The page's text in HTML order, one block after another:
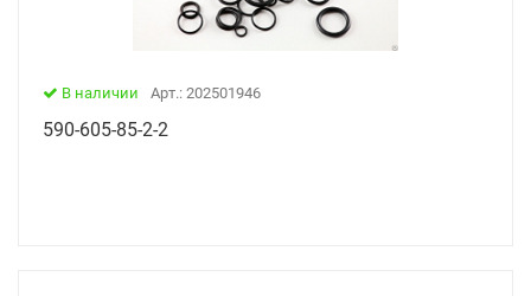
В наличии Арт.: 202501946
590-605-85-2-2